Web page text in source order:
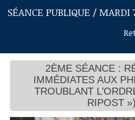
EN DIRECT
RECHERCHE
AIDE À LA DÉCOUPE
DE VIDÉOS
Séance
Questions au
Commissions
Présidence
Évènements
Connaissance,
SÉANCE PUBLIQUE / MARDI
2ÈME SÉANCE :
IMMÉDIATES AUX
TROUBLANT
RIPOST »)